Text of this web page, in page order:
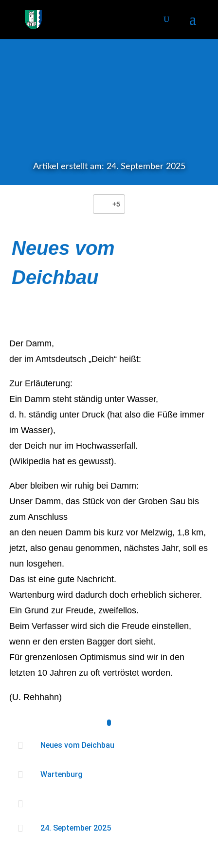
Artikel erstellt am: 24. September 2025
+5
Neues vom
Deichbau
Der Damm,
der im Amtsdeutsch „Deich“ heißt:
Zur Erläuterung:
Ein Damm steht ständig unter Wasser,
d. h. ständig unter Druck (hat also die Füße immer
im Wasser),
der Deich nur im Hochwasserfall.
(Wikipedia hat es gewusst).
Aber bleiben wir ruhig bei Damm:
Unser Damm, das Stück von der Groben Sau bis
zum Anschluss
an den neuen Damm bis kurz vor Melzwig, 1,8 km,
jetzt, also genau genommen, nächstes Jahr, soll es
nun losgehen.
Das ist eine gute Nachricht.
Wartenburg wird dadurch doch erheblich sicherer.
Ein Grund zur Freude, zweifellos.
Beim Verfasser wird sich die Freude einstellen,
wenn er den ersten Bagger dort sieht.
Für grenzenlosen Optimismus sind wir in den
letzten 10 Jahren zu oft vertröstet worden.
(U. Rehhahn)
 Neues vom Deichbau
 Wartenburg

 24. September 2025